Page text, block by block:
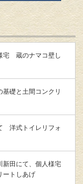
宅 蔵のナマコ壁し
基礎と土間コンクリ
洋式トイレリフォ
田にて、個人様宅
ートしあげ